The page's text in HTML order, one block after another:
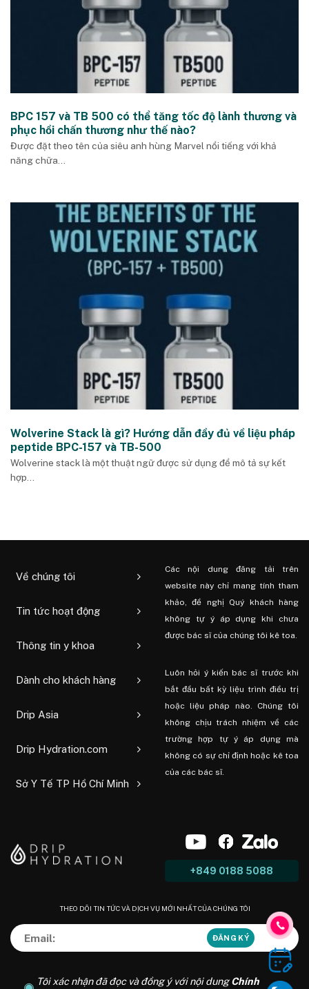
BPC 157 và TB 500 có thể tăng tốc độ lành thương và
phục hồi chấn thương như thế nào?
Được đặt theo tên của siêu anh hùng Marvel nổi tiếng với khả
năng chữa...
Wolverine Stack là gì? Hướng dẫn đầy đủ về liệu pháp
peptide BPC-157 và TB-500
Wolverine stack là một thuật ngữ được sử dụng để mô tả sự kết
hợp...
Về chúng tôi
Tin tức hoạt động
Thông tin y khoa
Dành cho khách hàng
Drip Asia
Drip Hydration.com
Sở Y Tế TP Hồ Chí Minh
Các nội dung đăng tải trên
website này chỉ mang tính tham
khảo, đề nghị Quý khách hàng
không tự ý áp dụng khi chưa
được bác sĩ của chúng tôi kê toa.
Luôn hỏi ý kiến ​​bác sĩ trước khi
bắt đầu bất kỳ liệu trình điều trị
hoặc liệu pháp nào. Chúng tôi
không chịu trách nhiệm về các
trường hợp tự ý áp dụng mà
không có sự chỉ định hoặc kê toa
của các bác sĩ.
+849 0188 5088
THEO DÕI TIN TỨC VÀ DỊCH VỤ MỚI NHẤT CỦA CHÚNG TÔI
Tôi xác nhận đã đọc và đồng ý với nội dungChính